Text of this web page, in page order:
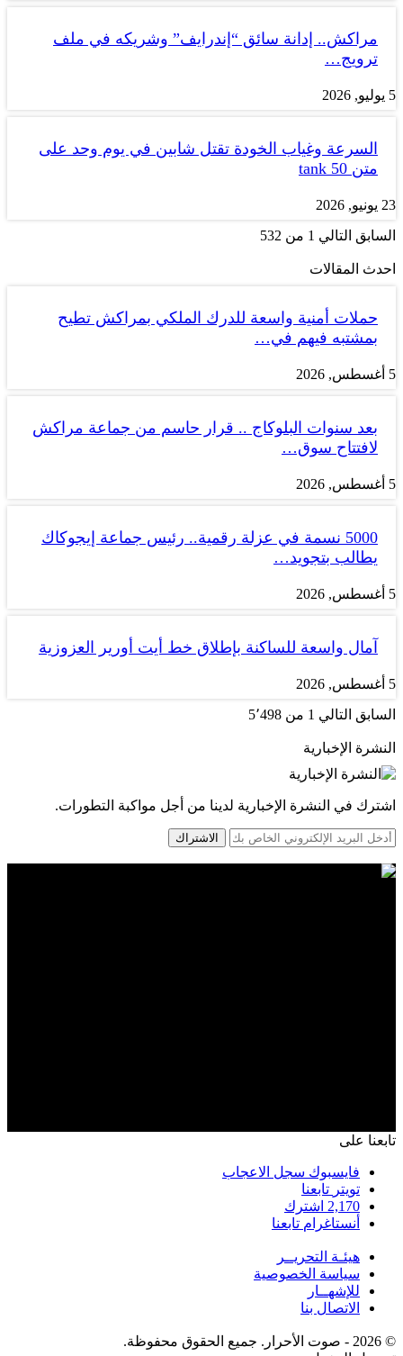
مراكش.. إدانة سائق “إندرايف” وشريكه في ملف
ترويج…
5 يوليو, 2026
السرعة وغياب الخودة تقتل شابين في يوم وحد على
متن tank 50
23 يونيو, 2026
السابق التالي 1 من 532
احدث المقالات
حملات أمنية واسعة للدرك الملكي بمراكش تطيح
بمشتبه فيهم في…
5 أغسطس, 2026
بعد سنوات البلوكاج .. قرار حاسم من جماعة مراكش
لافتتاح سوق…
5 أغسطس, 2026
5000 نسمة في عزلة رقمية.. رئيس جماعة إيجوكاك
يطالب بتجويد…
5 أغسطس, 2026
آمال واسعة للساكنة بإطلاق خط أيت أورير العزوزية
5 أغسطس, 2026
السابق التالي 1 من 5٬498
النشرة الإخبارية
اشترك في النشرة الإخبارية لدينا من أجل مواكبة التطورات.
الاشتراك
تابعنا على
فايسبوك سجل الاعجاب
تويتر تابعنا
2,170 اشترك
أنستاغرام تابعنا
هيئـة التحريــر
سياسة الخصوصية
للإشهــار
الاتصال بنا
© 2026 - صوت الأحرار. جميع الحقوق محفوظة.